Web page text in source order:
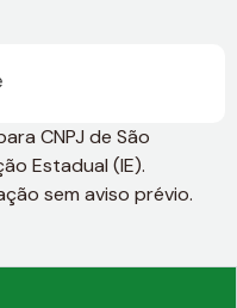
CNPJ de São
Estadual (IE).
sem aviso prévio.